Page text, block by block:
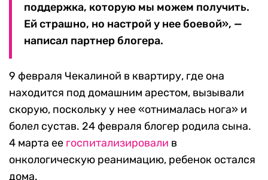
поддержка, которую мы можем получить.
Ей страшно, но настрой у нее боевой», —
написал партнер блогера.
9 февраля Чекалиной в квартиру, где она
находится под домашним арестом, вызывали
скорую, поскольку у нее «отнималась нога» и
болел сустав. 24 февраля блогер родила сына.
4 марта ее госпитализировали в
онкологическую реанимацию, ребенок остался
дома.